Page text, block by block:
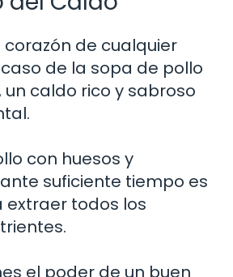
corazón de cualquier
de la sopa de pollo
caldo rico y sabroso
con huesos y
suficiente tiempo es
extraer todos los
el poder de un buen